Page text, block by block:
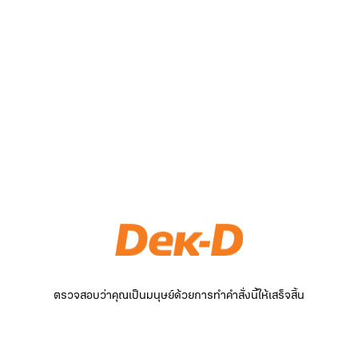
ตรวจสอบว่าคุณเป็นมนุษย์ด้วยการทำคำสั่งนี้ให้เสร็จสิ้น